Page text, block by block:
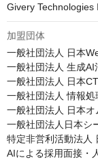
Givery Technologies
加盟団体
一般社団法人 日本
一般社団法人 生成AI
一般社団法人 日本
一般社団法人 情報処
一般社団法人 日本
一般社団法人日本シ
特定非営利活動法人
AIによる採⽤⾯接・